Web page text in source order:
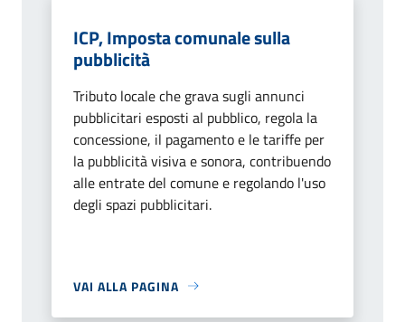
ICP, Imposta comunale sulla
pubblicità
Tributo locale che grava sugli annunci
pubblicitari esposti al pubblico, regola la
concessione, il pagamento e le tariffe per
la pubblicità visiva e sonora, contribuendo
alle entrate del comune e regolando l'uso
degli spazi pubblicitari.
VAI ALLA PAGINA